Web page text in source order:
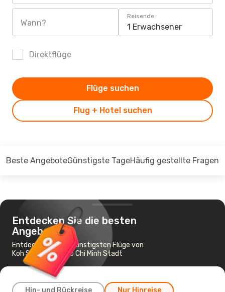
Wann?
Reisende
1 Erwachsener
Direktflüge
Flug + Hotel suchen
Flüge suchen
Beste AngeboteGünstigste TageHäufig gestellte Fragen
Entdecken Sie die besten
Angebote
Entdecken Sie die günstigsten Flüge von
Koh Samui nach Ho Chi Minh Stadt
Hin- und Rückreise Nur Hinreise